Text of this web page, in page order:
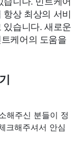
상 최상의 서비
습니다. 새로운
케어의 도움을
해주신 분들이 정
크해주셔서 안심